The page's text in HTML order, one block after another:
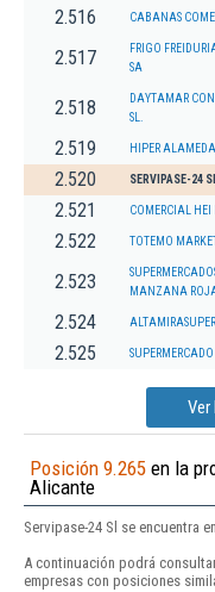
2.516 CABANAS
2.517
FRIGO
SA
2.518
DAYTAMAR
SL.
2.519 HIPER ALAMEDA
2.520 SERVIPASE-24
2.521 COMERCIAL HEI
2.522 TOTEMO MARKET
2.523
MANZANA ROJA
2.524 ALTAMIRASUPER
2.525 SUPERMERCADO
Ver
Posición 9.265 en la
Alicante
Servipase-24 Sl se encuentra
A continuación podrá
empresas con posiciones